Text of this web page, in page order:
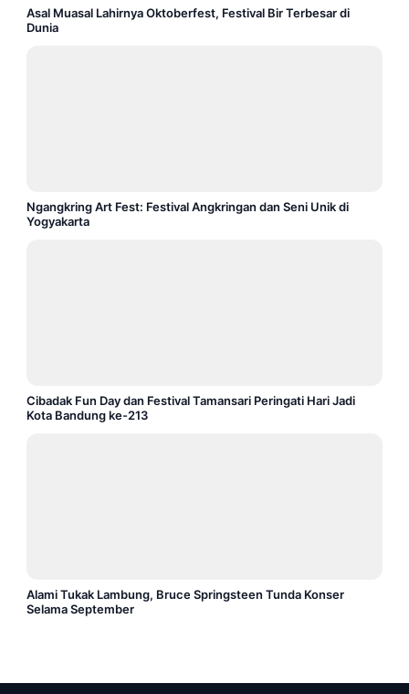
Asal Muasal Lahirnya Oktoberfest, Festival Bir Terbesar di
Dunia
Ngangkring Art Fest: Festival Angkringan dan Seni Unik di
Yogyakarta
Cibadak Fun Day dan Festival Tamansari Peringati Hari Jadi
Kota Bandung ke-213
Alami Tukak Lambung, Bruce Springsteen Tunda Konser
Selama September